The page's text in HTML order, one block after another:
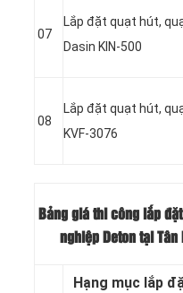
07
Lắp đặt quạt hút,
Dasin KIN-500
08
Lắp đặt quạt hút,
KVF-3076
Bảng giá thi công lắp
nghiệp Deton tại Tân
Hạng mục lắp